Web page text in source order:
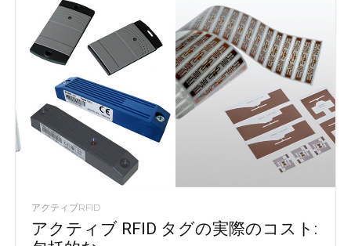
アクティブRFID
アクティブ RFID タグの実際のコスト: